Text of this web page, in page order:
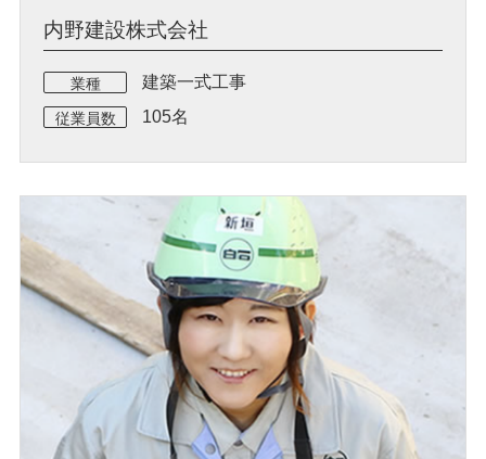
内野建設株式会社
業種 建築一式工事
従業員数 105名